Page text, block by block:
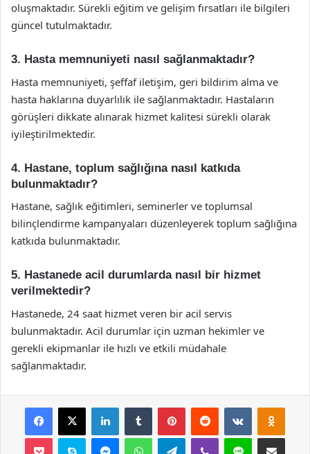
oluşmaktadır. Sürekli eğitim ve gelişim fırsatları ile bilgileri
güncel tutulmaktadır.
3. Hasta memnuniyeti nasıl sağlanmaktadır?
Hasta memnuniyeti, şeffaf iletişim, geri bildirim alma ve
hasta haklarına duyarlılık ile sağlanmaktadır. Hastaların
görüşleri dikkate alınarak hizmet kalitesi sürekli olarak
iyileştirilmektedir.
4. Hastane, toplum sağlığına nasıl katkıda
bulunmaktadır?
Hastane, sağlık eğitimleri, seminerler ve toplumsal
bilinçlendirme kampanyaları düzenleyerek toplum sağlığına
katkıda bulunmaktadır.
5. Hastanede acil durumlarda nasıl bir hizmet
verilmektedir?
Hastanede, 24 saat hizmet veren bir acil servis
bulunmaktadır. Acil durumlar için uzman hekimler ve
gerekli ekipmanlar ile hızlı ve etkili müdahale
sağlanmaktadır.
Facebook
X LinkedInTumblr PinterestReddit VKontakte
Pocket Skype MessengerWhatsAppTelegramViber Line E-Posta ile